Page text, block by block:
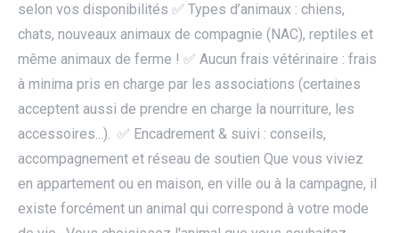
selon vos disponibilités ✅ Types d’animaux : chiens,
chats, nouveaux animaux de compagnie (NAC), reptiles et
même animaux de ferme ! ✅ Aucun frais vétérinaire : frais
à minima pris en charge par les associations (certaines
acceptent aussi de prendre en charge la nourriture, les
accessoires...). ✅ Encadrement & suivi : conseils,
accompagnement et réseau de soutien Que vous viviez
en appartement ou en maison, en ville ou à la campagne, il
existe forcément un animal qui correspond à votre mode